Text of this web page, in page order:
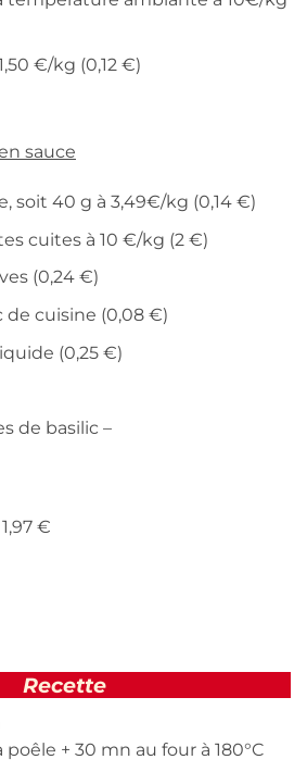
€/kg (0,12 €)
sauce
soit 40 g à 3,49€/kg (0,14 €)
cuites à 10 €/kg (2 €)
(0,24 €)
de cuisine (0,08 €)
(0,25 €)
de basilic –
1,97 €
Recette
poêle + 30 mn au four à 180°C